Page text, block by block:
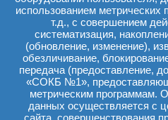
использованием
т.д., с совершением
систематизация,
(обновление, изменение),
обезличивание,
передача (предоставление,
«СОКБ №1»,
метрическим программам.
данных осуществляется с
сайта, совершенствования